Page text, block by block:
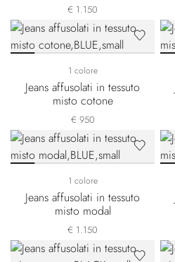
€ 1.150
1 colore
Jeans affusolati in tessuto
misto cotone
€ 950
1 colore
Jeans affusolati in tessuto
misto modal
€ 1.150